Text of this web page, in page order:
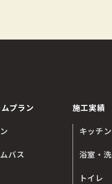
プラン
バス
施工実績
キッチン
浴室・
トイレ